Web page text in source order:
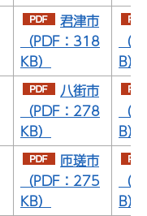
君津市
（PDF：318
KB）
（
B）
八街市
（PDF：278
KB）
（
B）
匝瑳市
（PDF：275
KB）
（
B）